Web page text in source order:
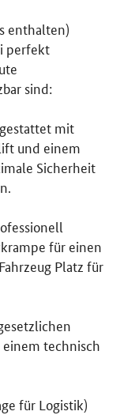
enthalten)
perfekt
sind:
mit
und einem
Sicherheit
für einen
Platz für
technisch
für Logistik)